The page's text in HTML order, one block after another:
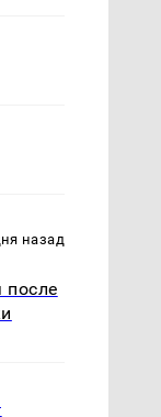
назад
после